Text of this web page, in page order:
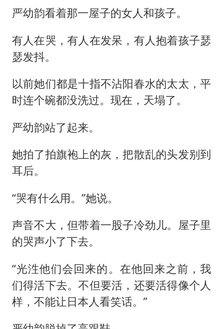
严幼韵看着那一屋子的女人和孩子。
有人在哭，有人在发呆，有人抱着孩子瑟
瑟发抖。
以前她们都是十指不沾阳春水的太太，平
时连个碗都没洗过。现在，天塌了。
严幼韵站了起来。
她拍了拍旗袍上的灰，把散乱的头发别到
耳后。
“哭有什么用。”她说。
声音不大，但带着一股子冷劲儿。屋子里
的哭声小了下去。
“光泩他们会回来的。在他回来之前，我
们得活下去。不但要活，还要活得像个人
样，不能让日本人看笑话。”